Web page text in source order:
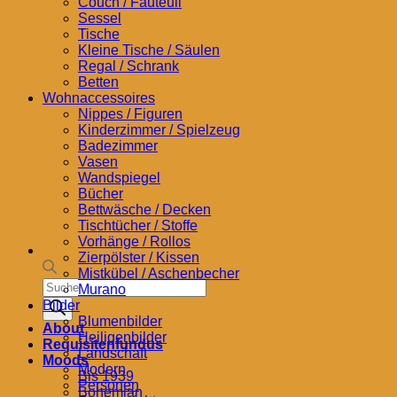
Products
search
About
Requisitenfundus
Moods
Bis 1939
Bohemian
Sessel
Tische
Kleine Tische / Säulen
Regal / Schrank
Betten
Wohnaccessoires
Nippes / Figuren
Kinderzimmer / Spielzeug
Badezimmer
Vasen
Wandspiegel
Bücher
Bettwäsche / Decken
Tischtücher / Stoffe
Vorhänge / Rollos
Zierpölster / Kissen
Mistkübel / Aschenbecher
Murano
Bilder
Blumenbilder
Heiligenbilder
Landschaft
Modern
Personen